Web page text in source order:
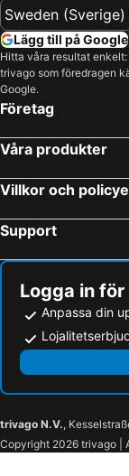
Lägg till på Google
Hitta våra resultat
trivago som föredragen
Google.
Företag
Våra produkter
Villkor och
Support
Logga in
Anpassa din
trivago N.V.,
Copyright 2026 trivago |